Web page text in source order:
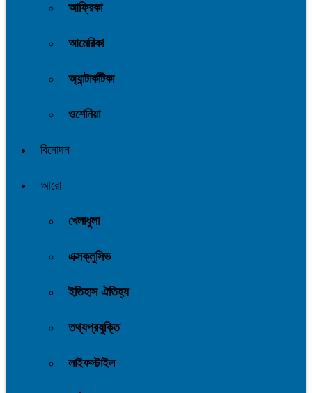
আফ্রিকা
আমেরিকা
অ্যান্টার্কটিকা
ওশেনিয়া
বিনোদন
আরো
খেলাধুলা
এক্সক্লুসিভ
ইতিহাস ঐতিহ্য
তথ্যপ্রযুক্তি
লাইফস্টাইল